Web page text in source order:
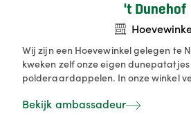
't Dunehof
Wij zijn een Hoevewinkel gelegen te
kweken zelf onze eigen
polderaardappelen. In onze winkel
alleen lokale dingen te verkopen.
Bekijk ambassadeur